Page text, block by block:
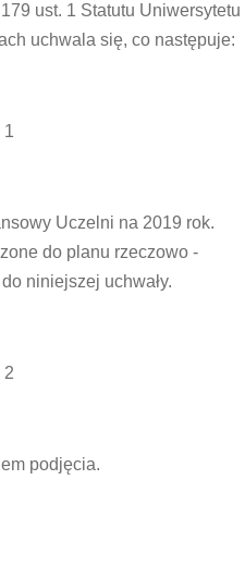
ust. 1 Statutu Uniwersytetu
uchwala się, co następuje:
1
Uczelni na 2019 rok.
do planu rzeczowo -
niniejszej uchwały.
2
podjęcia.